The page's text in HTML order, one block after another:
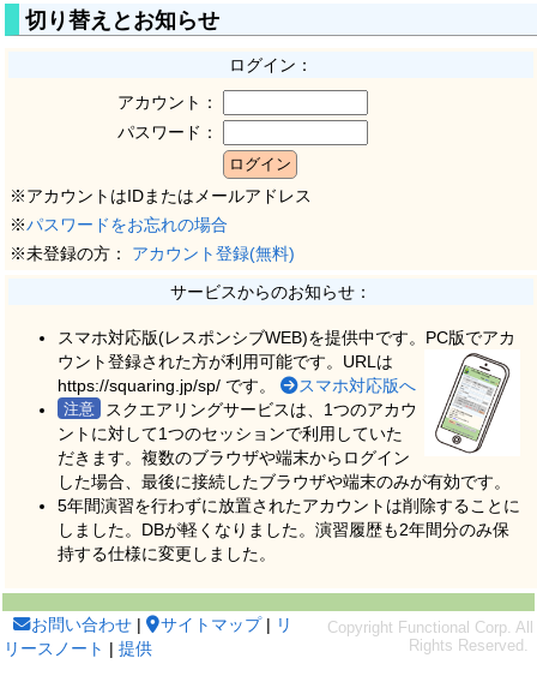
切り替えとお知らせ
ログイン：
アカウント：
パスワード：
※アカウントはIDまたはメールアドレス
※パスワードをお忘れの場合
※未登録の方： アカウント登録(無料)
サービスからのお知らせ：
スマホ対応版(レスポンシブWEB)を提供中です。PC版でアカ
ウント登録された方が利用可能です。 URLは
https://squaring.jp/sp/ です。
スマホ対応版へ
スクエアリングサービスは、1つのアカウ
ントに対して1つのセッションで利用していた
だきます。複数のブラウザや端末からログイン
した場合、最後に接続したブラウザや端末のみが有効です。
5年間演習を行わずに放置されたアカウントは削除することに
しました。DBが軽くなりました。演習履歴も2年間分のみ保
持する仕様に変更しました。
お問い合わせ | サイトマップ| リ
リースノート | 提供